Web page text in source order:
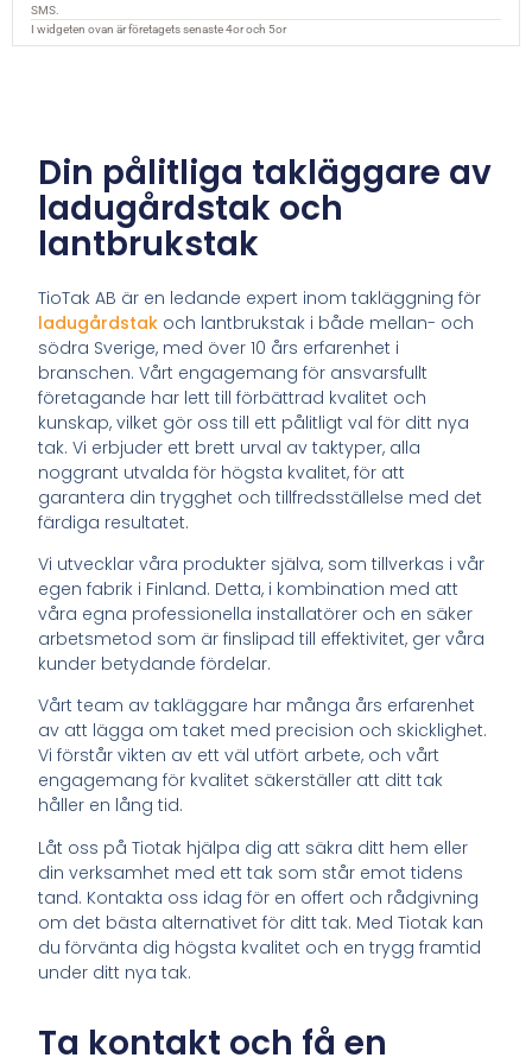
Din pålitliga takläggare av
ladugårdstak och
lantbrukstak
TioTak AB är en ledande expert inom takläggning för
ladugårdstak och lantbrukstak i både mellan- och
södra Sverige, med över 10 års erfarenhet i
branschen. Vårt engagemang för ansvarsfullt
företagande har lett till förbättrad kvalitet och
kunskap, vilket gör oss till ett pålitligt val för ditt nya
tak. Vi erbjuder ett brett urval av taktyper, alla
noggrant utvalda för högsta kvalitet, för att
garantera din trygghet och tillfredsställelse med det
färdiga resultatet.
Vi utvecklar våra produkter själva, som tillverkas i vår
egen fabrik i Finland. Detta, i kombination med att
våra egna professionella installatörer och en säker
arbetsmetod som är finslipad till effektivitet, ger våra
kunder betydande fördelar.
Vårt team av takläggare har många års erfarenhet
av att lägga om taket med precision och skicklighet.
Vi förstår vikten av ett väl utfört arbete, och vårt
engagemang för kvalitet säkerställer att ditt tak
håller en lång tid.
Låt oss på Tiotak hjälpa dig att säkra ditt hem eller
din verksamhet med ett tak som står emot tidens
tand. Kontakta oss idag för en offert och rådgivning
om det bästa alternativet för ditt tak. Med Tiotak kan
du förvänta dig högsta kvalitet och en trygg framtid
under ditt nya tak.
Ta kontakt och få en